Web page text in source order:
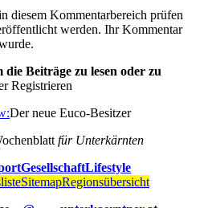
diesem Kommentarbereich prüfen
werden. Ihr Kommentar
Beiträge zu lesen oder zu
Registrieren
Der neue Euco-Besitzer
für Unterkärnten
GesellschaftLifestyle
SitemapRegionsübersicht